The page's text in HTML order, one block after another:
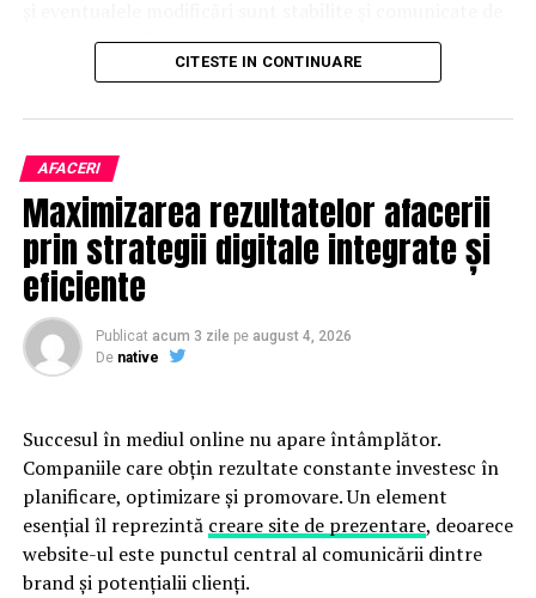
organizatorii fiecărui eveniment.
înainte de participare.
Organizatorii care doresc să crească vizibilitatea unui
eveniment cu acces gratuit pot solicita o ofertă de
promovare din partea echipei EvenimenteGratuite.ro.
Adresa de contact estesalut@evenimentegratuite.ro.
CITESTE IN CONTINUARE
AFACERI
Maximizarea rezultatelor afacerii
prin strategii digitale integrate și
eficiente
Publicat acum 3 zile pe august 4, 2026
De native
Succesul în mediul online nu apare întâmplător.
Companiile care obțin rezultate constante investesc în
planificare, optimizare și promovare. Un element
esențial îl reprezintă creare site de prezentare, deoarece
website-ul este punctul central al comunicării dintre
brand și potențialii clienți.